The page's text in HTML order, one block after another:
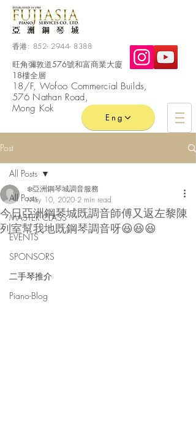
香港: 852- 2944- 8388
旺角彌敦道576號和富商業大廈
18樓全層
​18/F, Wofoo Commercial Builds,
576 Nathan Road,
Mong Kok
Eng
Post
All Posts
MASTER CLASS
EVENTS
SPONSORS
二手琴推介
Piano-Blog
All Posts
今日亞洲鋼琴城既調音師傅又返左黎陳
列室幫我地既鋼琴調音呀😆😆😆
❄️亞洲鋼琴城調音服務
May 10, 2020 2 min read